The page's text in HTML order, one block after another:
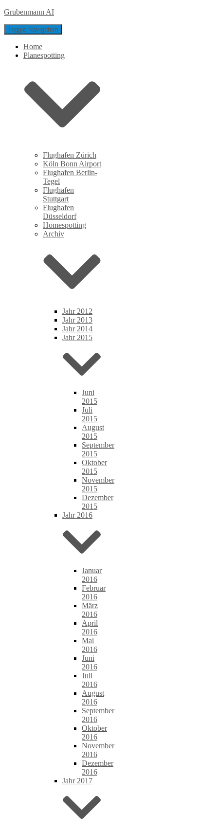
Grubenmann AI
Toggle Navigation
Home
Planespotting
Flughafen Zürich
Köln Bonn Airport
Flughafen Berlin-
Tegel
Flughafen
Stuttgart
Flughafen
Düsseldorf
Homespotting
Archiv
Jahr 2012
Jahr 2013
Jahr 2014
Jahr 2015
Juni
2015
Juli
2015
August
2015
September
2015
Oktober
2015
November
2015
Dezember
2015
Jahr 2016
Januar
2016
Februar
2016
März
2016
April
2016
Mai
2016
Juni
2016
Juli
2016
August
2016
September
2016
Oktober
2016
November
2016
Dezember
2016
Jahr 2017